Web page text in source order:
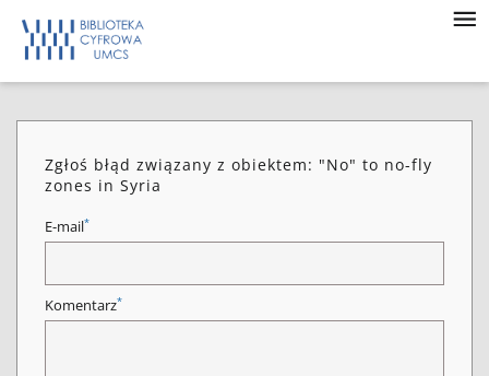
Zgłoś błąd związany z obiektem: "No" to no-fly
zones in Syria
E-mail*
Komentarz*